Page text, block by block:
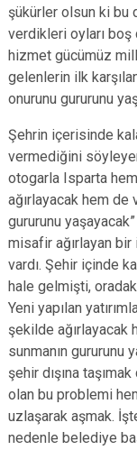
şükürler olsun ki bu
verdikleri oyları boş
hizmet gücümüz
gelenlerin ilk
onurunu gururunu
Şehrin içerisinde
vermediğini
otogarla Isparta
ağırlayacak hem de
gururunu
misafir ağırlayan bir
vardı. Şehir içinde
hale gelmişti,
Yeni yapılan
şekilde ağırlayacak
sunmanın gururunu
şehir dışına
olan bu problemi
uzlaşarak aşmak.
nedenle belediye